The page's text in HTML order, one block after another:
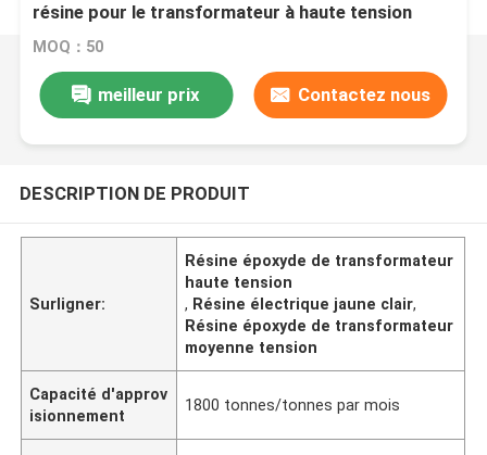
résine pour le transformateur à haute tension
moyen
MOQ：50
meilleur prix Contactez nous
DESCRIPTION DE PRODUIT
Surligner:
Résine époxyde de transformateur
haute tension
, Résine électrique jaune clair,
Résine époxyde de transformateur
moyenne tension
Capacité d'approv
isionnement
1800 tonnes/tonnes par mois